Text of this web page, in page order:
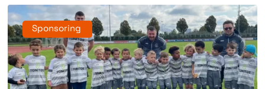
Sponsoring